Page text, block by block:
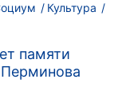
Культура
памяти